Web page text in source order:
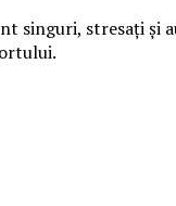
singuri, stresaţi şi